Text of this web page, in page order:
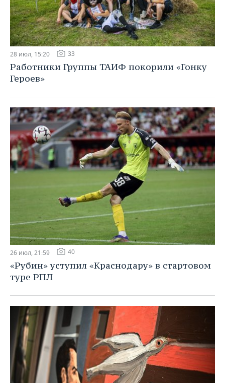
28 июл, 15:20 33
Работники Группы ТАИФ покорили «Гонку
Героев»
26 июл, 21:59 40
«Рубин» уступил «Краснодару» в стартовом
туре РПЛ